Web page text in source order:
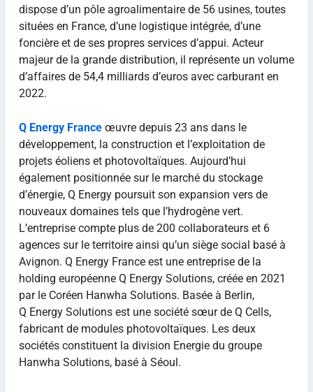
dispose d’un pôle agroalimentaire de 56 usines, toutes
situées en France, d’une logistique intégrée, d’une
foncière et de ses propres services d’appui. Acteur
majeur de la grande distribution, il représente un volume
d’affaires de 54,4 milliards d’euros avec carburant en
2022.
Q Energy Franceœuvre depuis 23 ans dans le
développement, la construction et l’exploitation de
projets éoliens et photovoltaïques. Aujourd’hui
également positionnée sur le marché du stockage
d’énergie, Q Energy poursuit son expansion vers de
nouveaux domaines tels que l’hydrogène vert.
L’entreprise compte plus de 200 collaborateurs et 6
agences sur le territoire ainsi qu’un siège social basé à
Avignon. Q Energy France est une entreprise de la
holding européenne Q Energy Solutions, créée en 2021
par le Coréen Hanwha Solutions. Basée à Berlin,
Q Energy Solutions est une société sœur de Q Cells,
fabricant de modules photovoltaïques. Les deux
sociétés constituent la division Energie du groupe
Hanwha Solutions, basé à Séoul.